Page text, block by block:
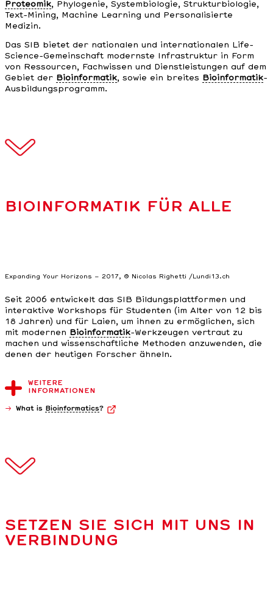
Proteomik, Phylogenie, Systembiologie, Strukturbiologie,
Text-Mining, Machine Learning und Personalisierte
Medizin.
Das SIB bietet der nationalen und internationalen Life-
Science-Gemeinschaft modernste Infrastruktur in Form
von Ressourcen, Fachwissen und Dienstleistungen auf dem
Gebiet der Bioinformatik, sowie ein breites Bioinformatik-
Ausbildungsprogramm.
BIOINFORMATIK FÜR ALLE
Expanding Your Horizons – 2017, © Nicolas Righetti /Lundi13.ch
Seit 2006 entwickelt das SIB Bildungsplattformen und
interaktive Workshops für Studenten (im Alter von 12 bis
18 Jahren) und für Laien, um ihnen zu ermöglichen, sich
mit modernen Bioinformatik-Werkzeugen vertraut zu
machen und wissenschaftliche Methoden anzuwenden, die
denen der heutigen Forscher ähneln.
WEITERE
INFORMATIONEN
What is Bioinformatics?
SETZEN SIE SICH MIT UNS IN
VERBINDUNG